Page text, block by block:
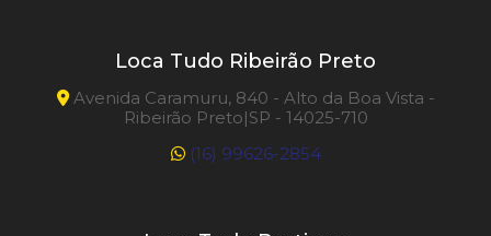
Loca Tudo Ribeirão Preto
Avenida Caramuru, 840 - Alto da Boa Vista -
Ribeirão Preto|SP - 14025-710
(16) 99626-2854